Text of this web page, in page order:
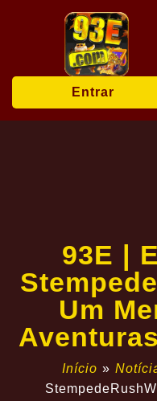
Entrar
93E |
Um
Início »